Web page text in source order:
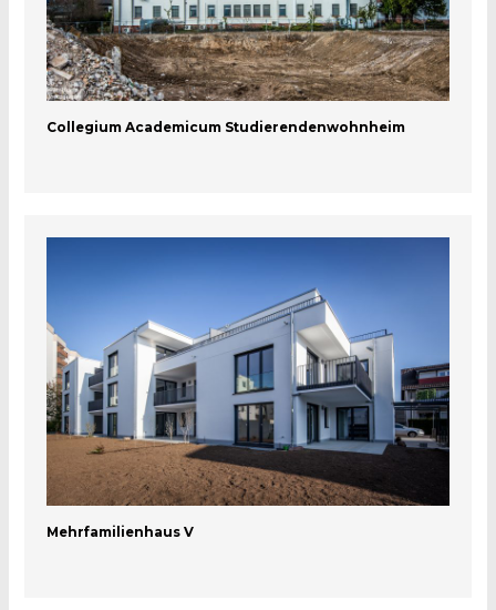
Collegium Academicum Studierendenwohnheim
Mehrfamilienhaus V